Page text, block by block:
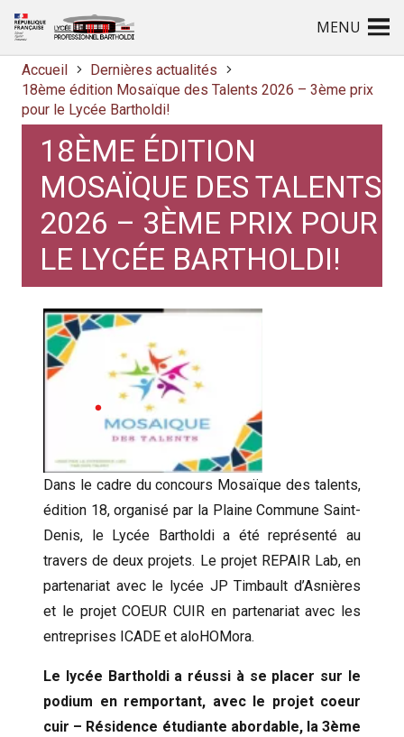
MENU
Accueil
Dernières actualités
18ème édition Mosaïque des Talents 2026 – 3ème prix
pour le Lycée Bartholdi!
18ÈME ÉDITION
MOSAÏQUE DES TALENTS
2026 – 3ÈME PRIX POUR
LE LYCÉE BARTHOLDI!
Dans le cadre du concours Mosaïque des talents,
édition 18, organisé par la Plaine Commune Saint-
Denis, le Lycée Bartholdi a été représenté au
travers de deux projets. Le projet REPAIR Lab, en
partenariat avec le lycée JP Timbault d’Asnières
et le projet COEUR CUIR en partenariat avec les
entreprises ICADE et aloHOMora.
Le lycée Bartholdi a réussi à se placer sur le
podium en remportant, avec le projet coeur
cuir – Résidence étudiante abordable, la 3ème